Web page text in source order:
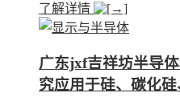
了解详情
广东jxf吉祥坊半导
究应用于硅、碳化